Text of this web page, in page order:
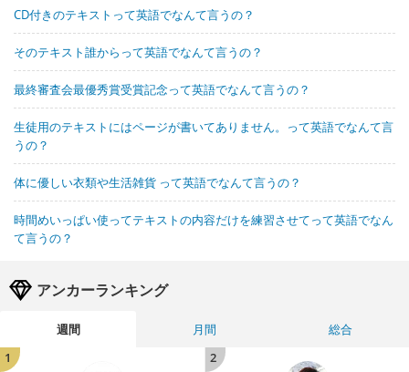
CD付きのテキストって英語でなんて言うの？
そのテキスト誰からって英語でなんて言うの？
最終審査会最優秀賞受賞記念って英語でなんて言うの？
生徒用のテキストにはページが書いてありません。って英語でなんて言
うの？
体に優しい衣類や生活雑貨 って英語でなんて言うの？
時間めいっぱい使ってテキストの内容だけを練習させてって英語でなん
て言うの？
アンカーランキング
週間 月間
総合
1
2